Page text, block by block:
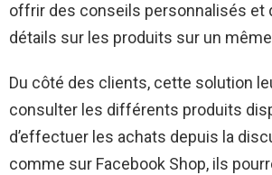
offrir des conseils personnalisés et
détails sur les produits sur un
Du côté des clients, cette solution
consulter les différents produits
d’effectuer les achats depuis la
comme sur Facebook Shop, ils